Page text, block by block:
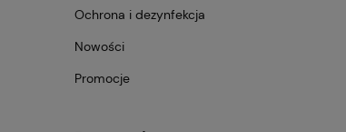
Ochrona i dezynfekcja
Nowości
Promocje